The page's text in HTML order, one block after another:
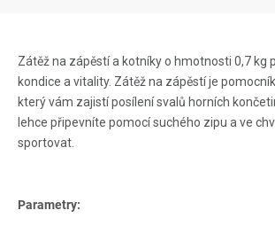
Zátěž na zápěstí a kotníky o hmotnosti 0,7 kg
kondice a vitality. Zátěž na zápěstí je
který vám zajistí posílení svalů horních
lehce připevníte pomocí suchého zipu a ve
sportovat.
Parametry: